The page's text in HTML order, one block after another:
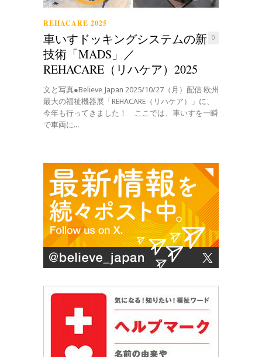
REHACARE 2025
0
車いすドッキングシステムの新
技術「MADS」／
REHACARE（リハケア）2025
文と写真●Believe Japan 2025/10/27（月）配信 欧州
最大の福祉機器展「REHACARE（リハケア）」に、
今年も行ってきました！ ここでは、車いすを一瞬
で車両に...